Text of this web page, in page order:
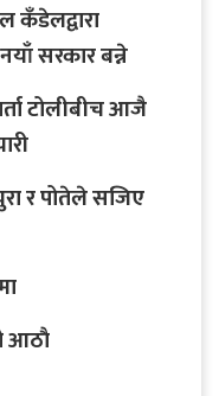
कँडेलद्वारा
सरकार बन्ने
टोलीबीच आजै
र पोतेले सजिए
आठाै